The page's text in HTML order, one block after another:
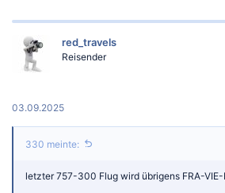
k
:
red_travels
Reisender
03.09.2025
330 meinte:
letzter 757-300 Flug wird übrigens FRA-VIE-